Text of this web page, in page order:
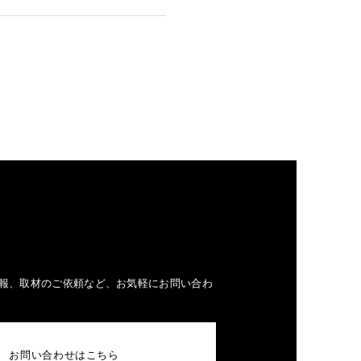
、取材のご依頼など、お気軽にお問い合わ
お問い合わせはこちら